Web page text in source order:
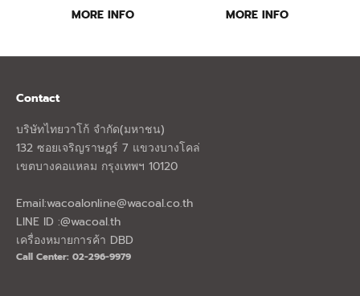
MORE INFO
MORE INFO
Contact
บริษัทไทยวาโก้ จำกัด(มหาชน)
132 ซอยเจริญราษฎร์ 7 แขวงบางโคล่
เขตบางคอแหลม กรุงเทพฯ 10120
Email:wacoalonline@wacoal.co.th
LINE ID :@wacoal.th
เครื่องหมายการค้า DBD
Call Center: 02-296-9979